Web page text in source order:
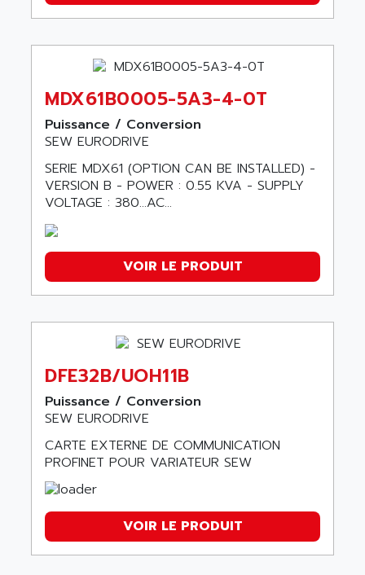
MDX61B0005-5A3-4-0T
Puissance / Conversion
SEW EURODRIVE
SERIE MDX61 (OPTION CAN BE INSTALLED) -
VERSION B - POWER : 0.55 KVA - SUPPLY
VOLTAGE : 380…AC...
VOIR LE PRODUIT
DFE32B/UOH11B
Puissance / Conversion
SEW EURODRIVE
CARTE EXTERNE DE COMMUNICATION
PROFINET POUR VARIATEUR SEW
VOIR LE PRODUIT